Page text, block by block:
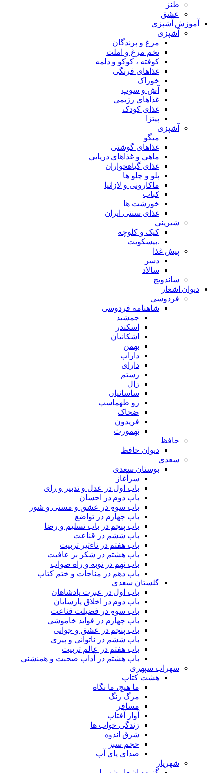
طنز
عشق
آموزش آشپزی
آشپزی
مرغ و پرندگان
تخم مرغ و املت
کوفته ، کوکو و دلمه
غذاهای فرنگی
خوراک
آش و سوپ
غذاهای رژیمی
غذای کودک
پیتزا
آشپزی
میگو
غذاهای گوشتی
ماهی و غذاهای دریایی
غذای گیاهخواران
پلو و چلو ها
ماکارونی و لازانیا
کباب
خورشت ها
غذای سنتی ایران
شیرینی
کیک و کلوچه
.بیسکویت
پیش غذا
دسر
سالاد
ساندویچ
دیوان اشعار
فردوسی
شاهنامه فردوسی
جمشید
اسکندر
اشکانیان
بهمن
داراب
دارای
رستم
زال
ساسانیان
زو طهماسپ‏
ضحاک
فریدون
تهمورث
حافظ
دیوان حافظ
سعدی
بوستان سعدی
سرآغاز
باب اول در عدل و تدبیر و رای
باب دوم در احسان
باب سوم در عشق و مستی و شور
باب چهارم در تواضع
باب پنجم در باب تسلیم و رضا
باب ششم در قناعت
باب هفتم در تاءثیر تربیت
باب هشتم در شکر بر عافیت
باب نهم در توبه و راه صواب
باب دهم در مناجات و ختم کتاب
گلستان سعدی
باب اول در عبرت پادشاهان
باب دوم در اخلاق پارسایان
باب سوم در فضیلت قناعت
باب چهارم در فواید خاموشى
باب پنجم در عشق و جوانى
باب ششم در ناتوانى و پیرى
باب هفتم در عالم تربیت
باب هشتم در آداب صحبت و همنشنى
سهراب سپهری
هشت کتاب
ما هیچ، ما نگاه
مرگ رنگ
مسافر
آواز آفتاب
زندگی خواب ها
شرق اندوه
حجم سبز
صدای پای آب
شهریار